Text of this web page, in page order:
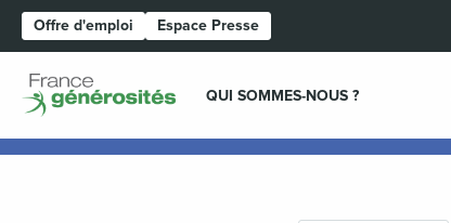
Offre d'emploi Espace Presse
QUI SOMMES-NOUS ?